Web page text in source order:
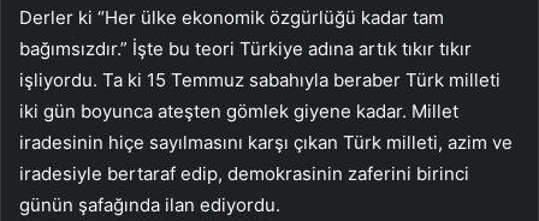
Derler ki “Her ülke ekonomik özgür­lüğü kadar tam
bağımsız­dır.” İşte bu teori Türkiye adına artık tıkır tıkır
işliyor­du. Ta ki 15 Temmuz saba­hıyla beraber Türk milleti
iki gün boyunca ateşten gömlek giyene kadar. Mil­let
iradesinin hiçe sayılma­sını karşı çıkan Türk milleti, azim ve
iradesiyle bertaraf edip, demokrasinin zaferi­ni birinci
günün şafağında ilan ediyordu.